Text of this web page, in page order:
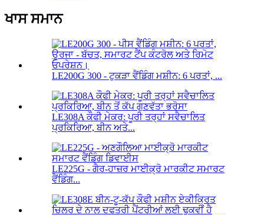
ਖਾਸ ਸਮਾਨ
LE200G 300 - ਟੁਕੜਾ ਵੈਂਡਿੰਗ ਮਸ਼ੀਨ: 6 ਪਰਤਾਂ, ...
LE308A ਕੌਫੀ ਮੇਕਰ: ਪੂਰੀ ਤਰ੍ਹਾਂ ਸਵੈਚਾਲਿਤ
ਪ੍ਰਕਿਰਿਆ, ਬੀਨ ਅਤੇ...
LE225G - ਗੈਰ-ਹਾਜ਼ਰ ਮਾਈਕ੍ਰੋ ਮਾਰਕੀਟ ਸਮਾਰਟ
ਵੈਂਡਿੰਗ...